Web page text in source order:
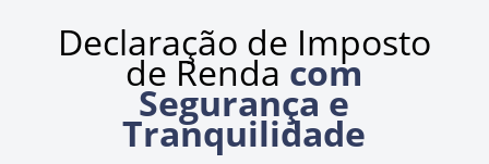
Declaração de Imposto
de Renda com
Segurança e
Tranquilidade